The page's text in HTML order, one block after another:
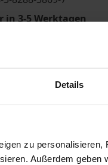
Details
zu
Außerdem
in 3-5 Werktagen
inkl. MwSt. Abhängig